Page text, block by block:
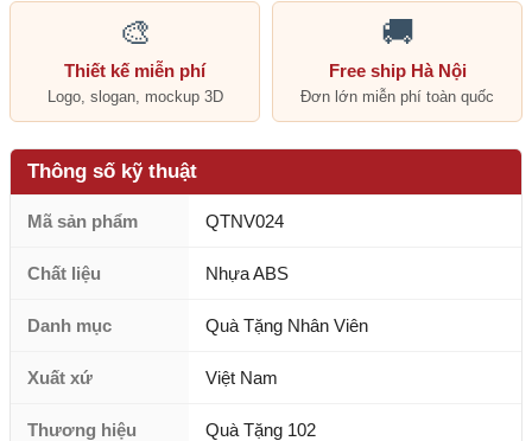
🎨
Thiết kế miễn phí
Logo, slogan, mockup 3D
🚚
Free ship Hà Nội
Đơn lớn miễn phí toàn quốc
Thông số kỹ thuật
Mã sản phẩm QTNV024
Chất liệu Nhựa ABS
Danh mục Quà Tặng Nhân Viên
Xuất xứ Việt Nam
Thương hiệu Quà Tặng 102